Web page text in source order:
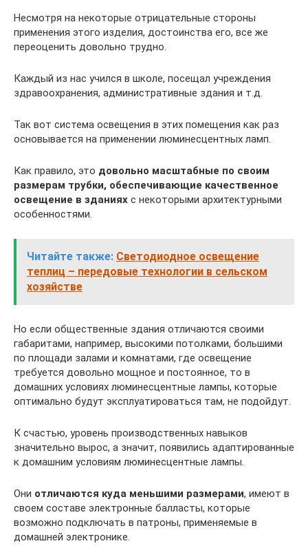
Несмотря на некоторые отрицательные стороны
применения этого изделия, достоинства его, все же
переоценить довольно трудно.
Каждый из нас учился в школе, посещал учреждения
здравоохранения, административные здания и т.д.
Так вот система освещения в этих помещения как раз
основывается на применении люминесцентных ламп.
Как правило, это довольно масштабные по своим
размерам трубки, обеспечивающие качественное
освещение в зданиях с некоторыми архитектурными
особенностями.
Читайте также: Светодиодное освещение
теплиц – передовые технологии в сельском
хозяйстве
Но если общественные здания отличаются своими
габаритами, например, высокими потолками, большими
по площади залами и комнатами, где освещение
требуется довольно мощное и постоянное, то в
домашних условиях люминесцентные лампы, которые
оптимально будут эксплуатироваться там, не подойдут.
К счастью, уровень производственных навыков
значительно вырос, а значит, появились адаптированные
к домашним условиям люминесцентные лампы.
Они отличаются куда меньшими размерами, имеют в
своем составе электронные балласты, которые
возможно подключать в патроны, применяемые в
домашней электронике.